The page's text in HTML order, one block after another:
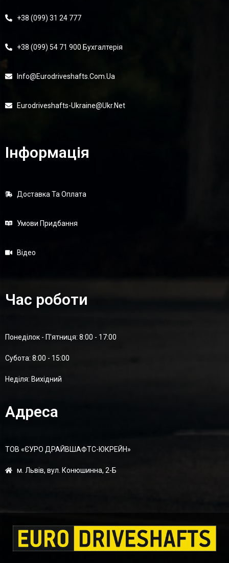
+38 (099) 31 24 777
+38 (099) 54 71 900 Бухгалтерія
Info@eurodriveshafts.com.ua
Eurodriveshafts-Ukraine@ukr.net
Інформація
Доставка Та Оплата
Умови Придбання
Відео
Час роботи
Понеділок - П'ятниця: 8:00 - 17:00
Суботa: 8:00 - 15:00
Неділя: Вихідний
Адреса
ТОВ «ЄУРО ДРАЙВШАФТC-ЮКРЕЙН»
м. Львів, вул. Конюшинна, 2-Б